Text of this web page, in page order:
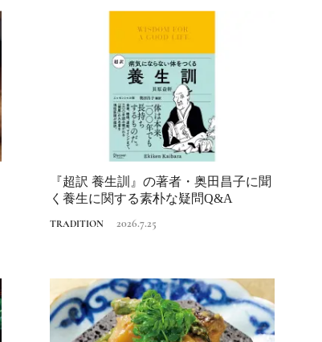
『超訳 養生訓』の著者・奥田昌子に聞
く養生に関する素朴な疑問Q&A
TRADITION 2026.7.25